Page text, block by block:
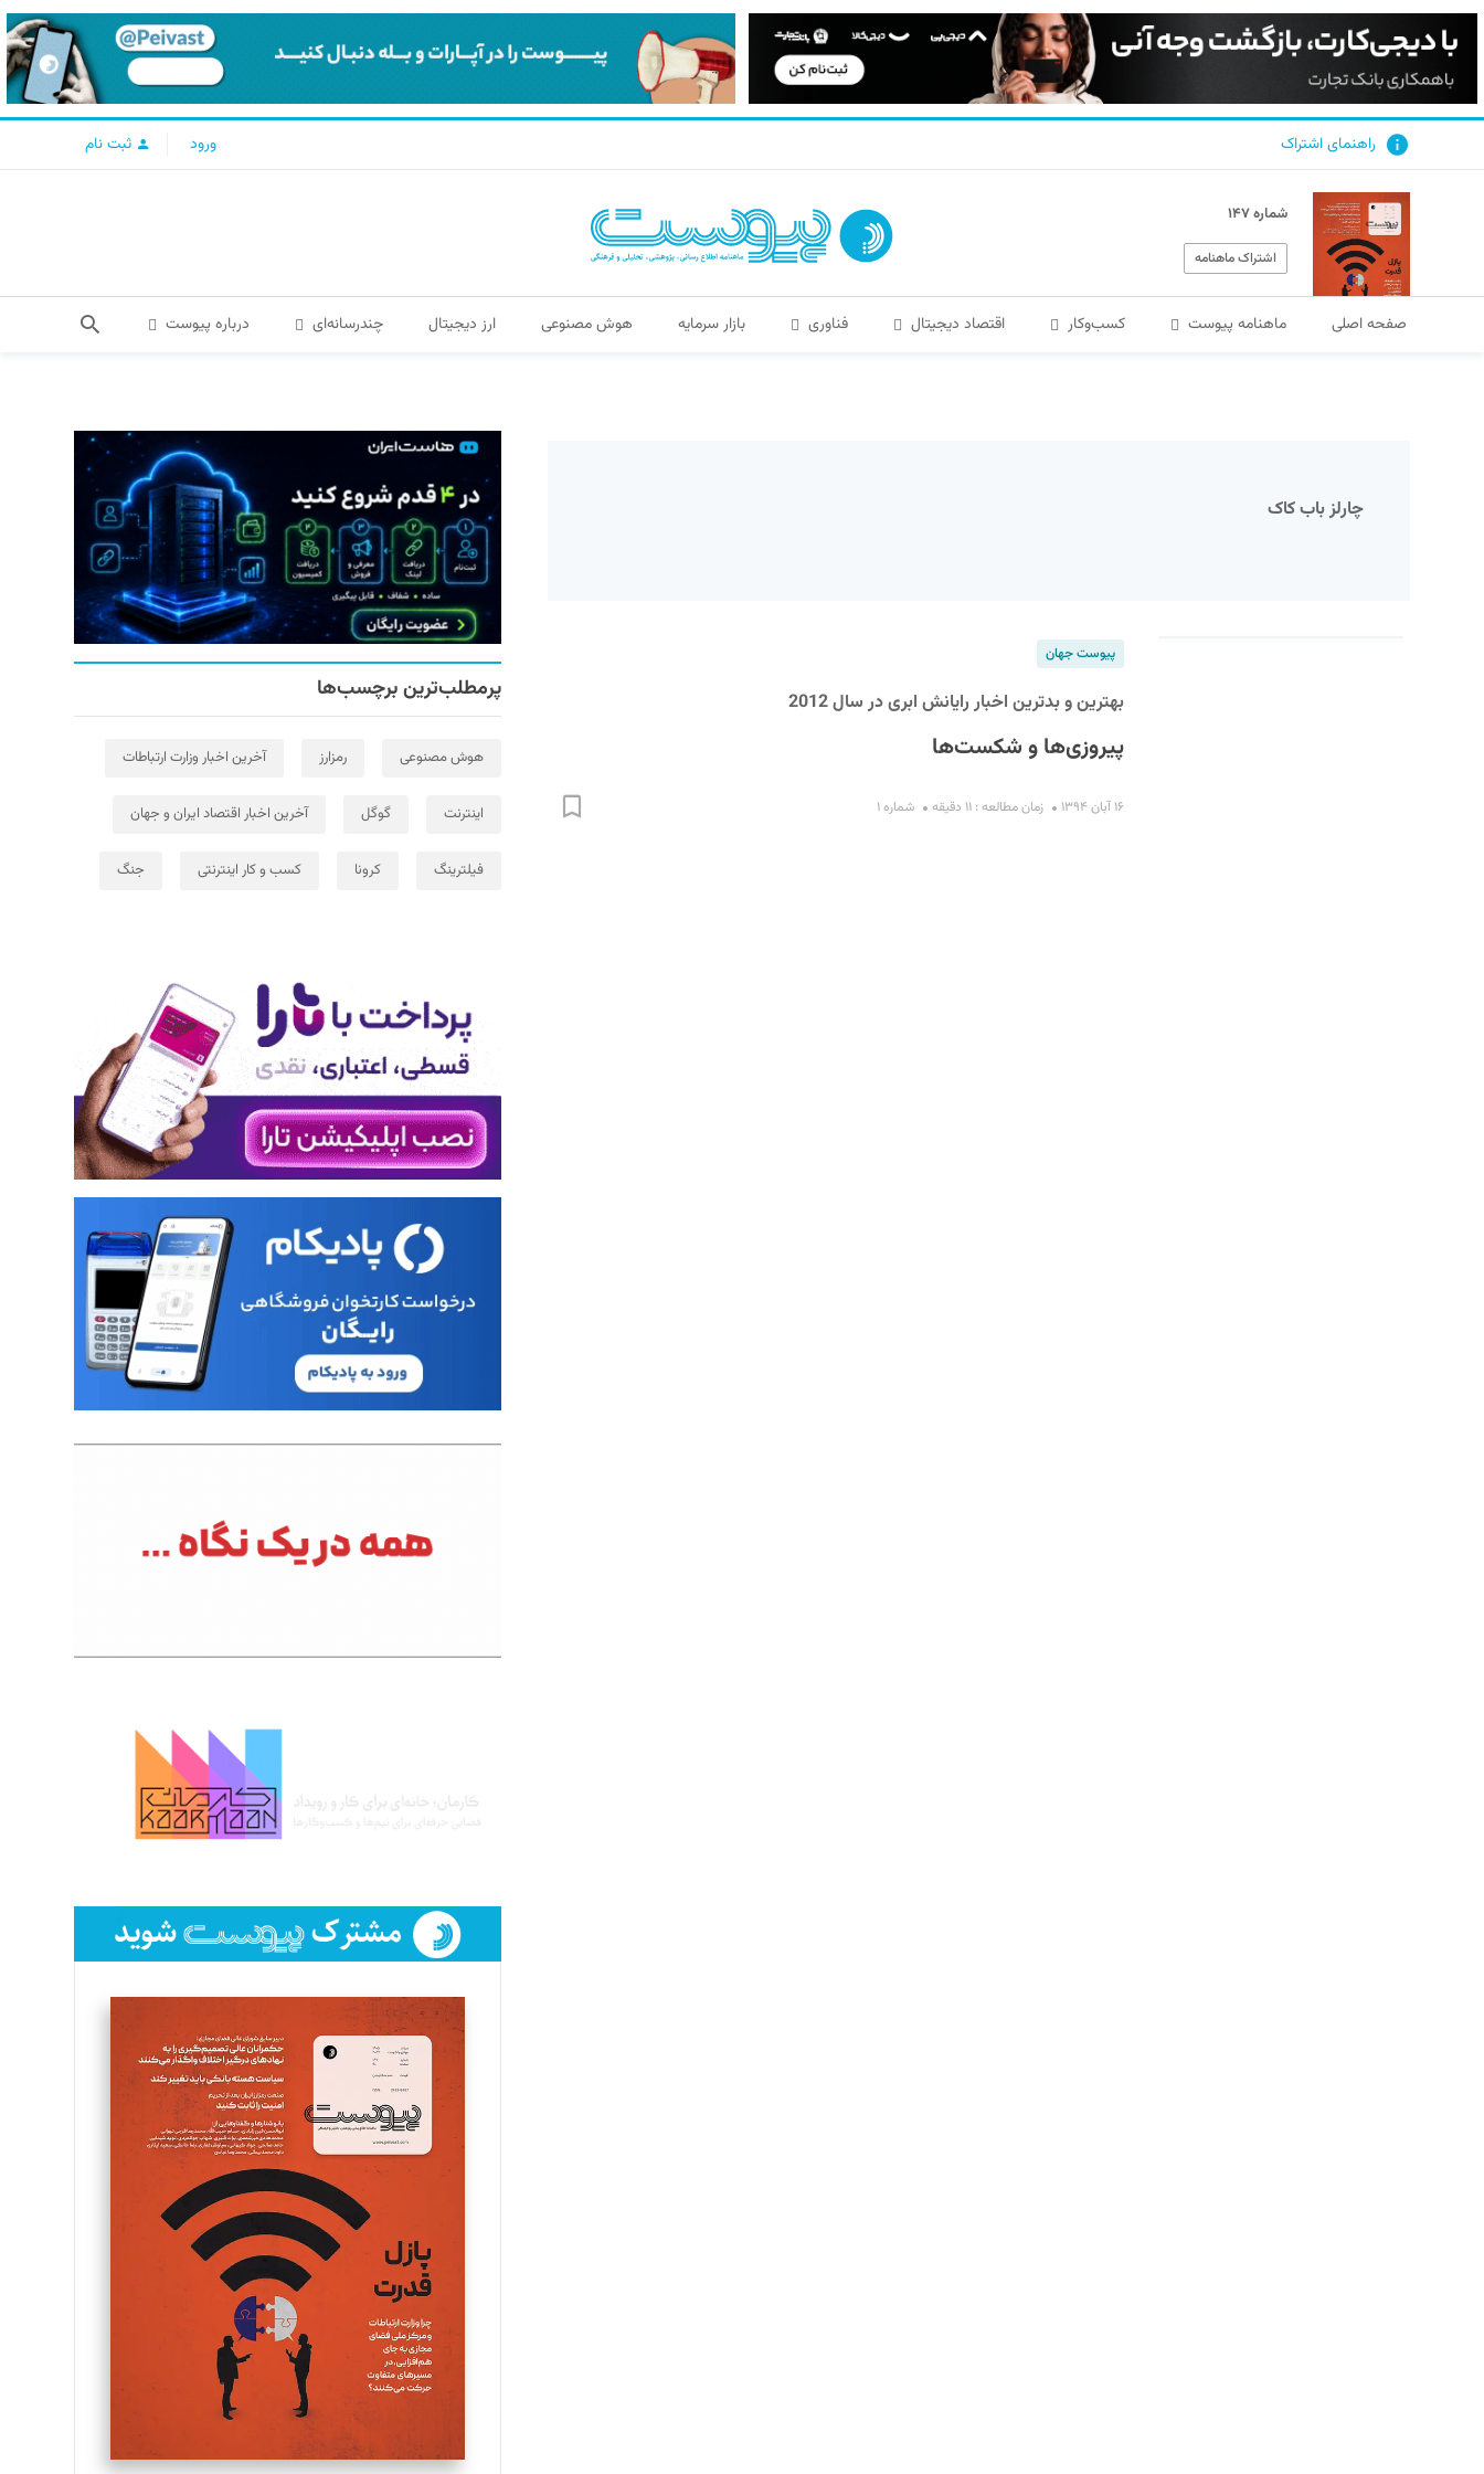
راهنمای اشتراک ورود ثبت نام
شماره ۱۴۷
اشتراک ماهنامه
صفحه اصلی ماهنامه پیوست کسب‌و‌کار اقتصاد دیجیتال فناوری بازار سرمایه هوش مصنوعی ارز دیجیتال چندرسانه‌ای درباره پیوست
چارلز باب کاک
پیوست جهان
بهترین و بدترین اخبار رایانش ابری در سال 2012
پیروزی‌ها و شکست‌ها
۱۶ آبان ۱۳۹۴ زمان مطالعه : ۱۱ دقیقه شماره ۱
پرمطلب‌ترین برچسب‌ها
هوش مصنوعی رمزارز آخرین اخبار وزارت ارتباطات
اینترنت گوگل آخرین اخبار اقتصاد ایران و جهان
فیلترینگ کرونا کسب و کار اینترنتی جنگ